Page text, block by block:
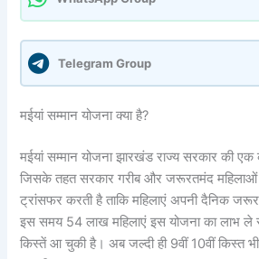
Telegram Group
मईयां सम्मान योजना क्या है?
मईयां सम्मान योजना झारखंड राज्य सरकार की एक
जिसके तहत सरकार गरीब और जरूरतमंद
ट्रांसफर करती है ताकि महिलाएं अपनी दैनिक
इस समय 54 लाख महिलाएं इस योजना का लाभ ले
किस्तें आ चुकी है। अब जल्दी ही 9वीं 10वीं किस्त